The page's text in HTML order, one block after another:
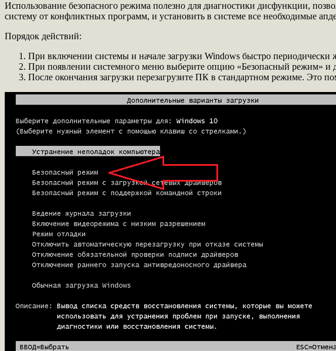
Использование безопасного режима полезно для диагностики дисфункции,
систему от конфликтных программ, и установить в системе все необходимые
Порядок действий:
При включении системы и начале загрузки Windows быстро периодически
При появлении системного меню выберите опцию «Безопасный режим» и
После окончания загрузки перезагрузите ПК в стандартном режиме. Это